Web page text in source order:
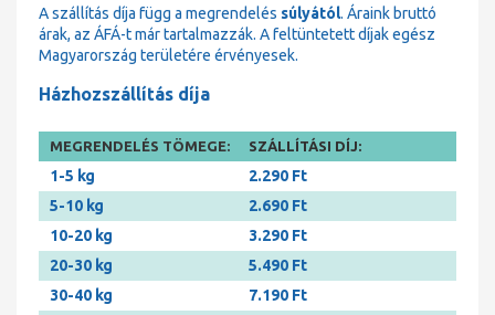
A szállítás díja függ a megrendelés súlyától. Áraink bruttó
árak, az ÁFÁ-t már tartalmazzák. A feltüntetett díjak egész
Magyarország területére érvényesek.
Házhozszállítás díja
MEGRENDELÉS TÖMEGE: SZÁLLÍTÁSI DÍJ:
1-5 kg
2.290 Ft
5-10 kg
2.690 Ft
10-20 kg
3.290 Ft
20-30 kg
5.490 Ft
30-40 kg
7.190 Ft